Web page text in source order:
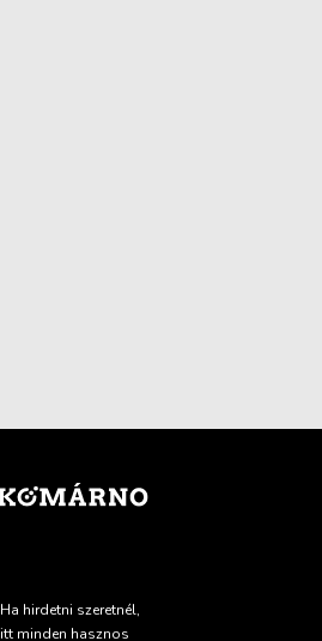
Ha hirdetni szeretnél,
itt minden hasznos